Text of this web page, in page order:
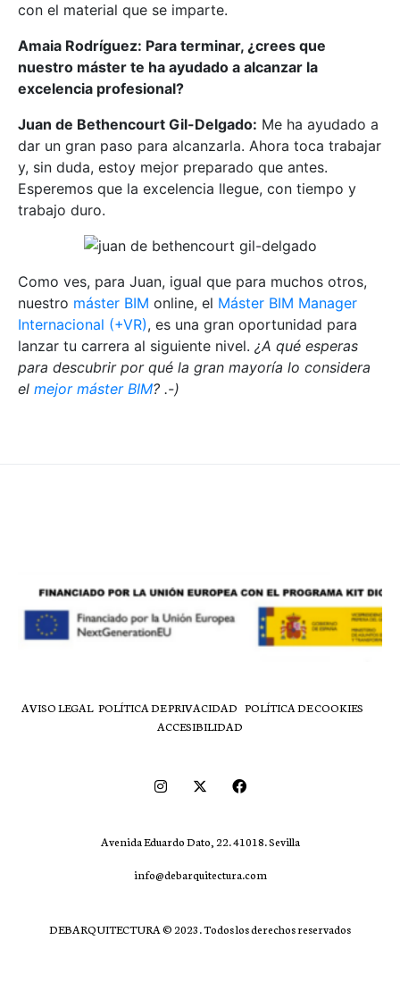
con el material que se imparte.
Amaia Rodríguez: Para terminar, ¿crees que
nuestro máster te ha ayudado a alcanzar la
excelencia profesional?
Juan de Bethencourt Gil-Delgado: Me ha ayudado a
dar un gran paso para alcanzarla. Ahora toca trabajar
y, sin duda, estoy mejor preparado que antes.
Esperemos que la excelencia llegue, con tiempo y
trabajo duro.
Como ves, para Juan, igual que para muchos otros,
nuestro máster BIM online, el Máster BIM Manager
Internacional (+VR), es una gran oportunidad para
lanzar tu carrera al siguiente nivel. ¿A qué esperas
para descubrir por qué la gran mayoría lo considera
el mejor máster BIM? .-)
AVISO LEGAL POLÍTICA DE PRIVACIDAD POLÍTICA DE COOKIES
ACCESIBILIDAD
Avenida Eduardo Dato, 22. 41018. Sevilla
info@debarquitectura.com
DEBARQUITECTURA © 2023. Todos los derechos reservados